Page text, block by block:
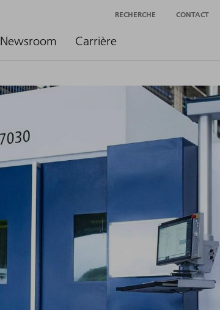
Newsroom Carrière
RECHERCHE CONTACT